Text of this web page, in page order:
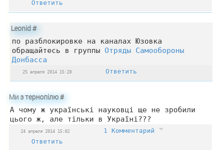
Ответить
Leonid#
по разблокировке на каналах Юзовка
обращайтесь в группы Отряды Самообороны
Донбасса
25 апреля 2014 15:28 Ответить
Ми з тернопілю#
А чому ж українські науковці ще не зробили
цього ж, але тільки в Україні???
24 апреля 2014 15:02
1 Комментарий
Ответить